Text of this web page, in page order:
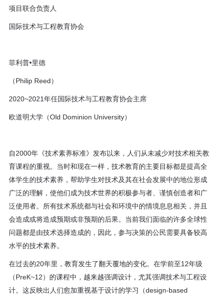
项目联合负责人
国际技术与工程教育协会
菲利普•里德
（Philip Reed）
2020~2021年任国际技术与工程教育协会主席
欧道明大学（Old Dominion University）
自2000年《技术素养标准》发布以来，人们从未减少对技术相关教
育课程的重视。当时和现在一样，技术教育的主要目标都是提高全
体学生的技术素养，帮助学生对技术及其在社会发展中的地位形成
广泛的理解，使他们成为技术世界的积极参与者、谨慎创造者和广
泛使用者。所有技术系统都与社会和环境中的情境息息相关，并且
会造成或将造成预期或非预期的后果。当前我们面临的许多全球性
问题都是由技术选择造成的，因此，参与决策的公民需要具备较高
水平的技术素养。
在过去的20年里，教育发生了翻天覆地的变化。在学前至12年级
（PreK~12）的课程中，越来越强调设计，尤其强调技术与工程设
计。这反映出人们愈加重视基于设计的学习（design-based